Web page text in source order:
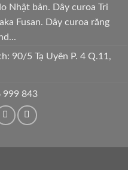
Nhật bản. Dây curoa Tri
Fusan. Dây curoa răng
90/5 Tạ Uyên P. 4 Q.11,
999 843